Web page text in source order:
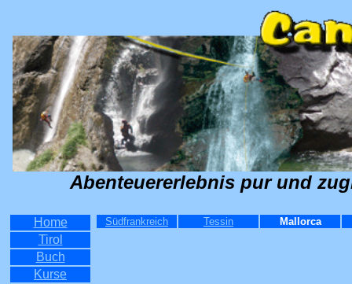
Abenteuererlebnis pur und
Home
Tirol
Buch
Kurse
Südfrankreich Tessin Mallorca